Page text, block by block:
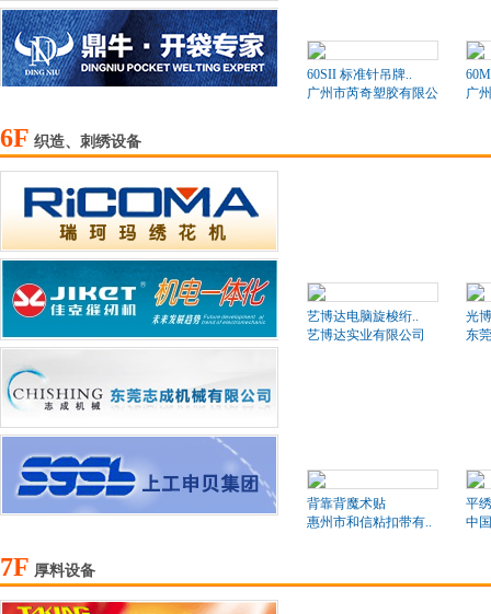
60SII 标准针吊牌..
广州市芮奇塑胶有限公司
广
6F 织造、刺绣设备
艺博达电脑旋梭绗..
艺博达实业有限公司
光
东
背靠背魔术贴
惠州市和信粘扣带有..
平
中
7F 厚料设备